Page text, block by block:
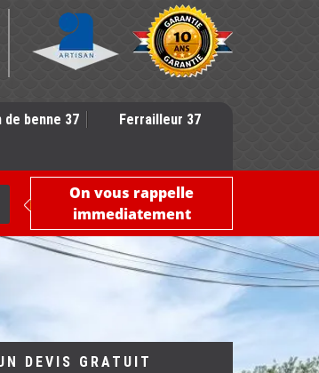
de benne 37 Ferrailleur 37
On vous rappelle
immediatement
DEVIS GRATUIT